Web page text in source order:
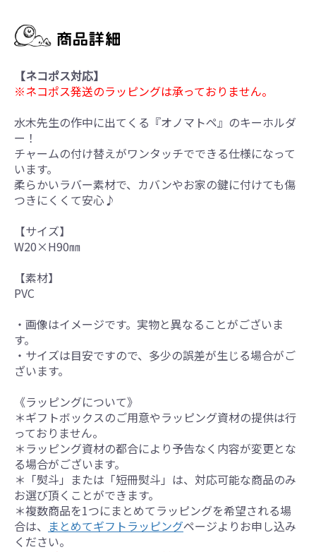
【ネコポス対応】
※ネコポス発送のラッピングは承っておりません。
水木先生の作中に出てくる『オノマトペ』のキーホルダ
ー！
チャームの付け替えがワンタッチでできる仕様になって
います。
柔らかいラバー素材で、カバンやお家の鍵に付けても傷
つきにくくて安心♪
【サイズ】
W20×H90㎜
【素材】
PVC
・画像はイメージです。実物と異なることがございま
す。
・サイズは目安ですので、多少の誤差が生じる場合がご
ざいます。
《ラッピングについて》
＊ギフトボックスのご用意やラッピング資材の提供は行
っておりません。
＊ラッピング資材の都合により予告なく内容が変更とな
る場合がございます。
＊「熨斗」または「短冊熨斗」は、対応可能な商品のみ
お選び頂くことができます。
＊複数商品を1つにまとめてラッピングを希望される場
合は、 まとめてギフトラッピングページよりお申し込み
ください。